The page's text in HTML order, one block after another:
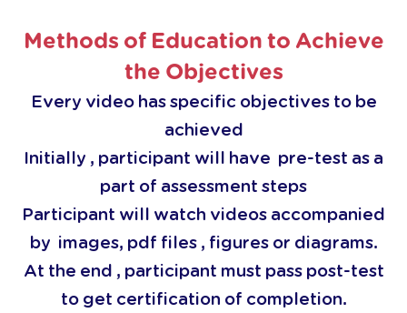
Methods of Education to Achieve
the Objectives
Every video has specific objectives to be
achieved
Initially , participant will have pre-test as a
part of assessment steps
Participant will watch videos accompanied
by images, pdf files , figures or diagrams.
At the end , participant must pass post-test
to get certification of completion.